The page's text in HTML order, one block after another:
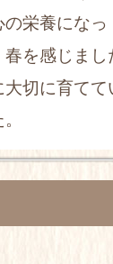
栄養になっ
を感じまし
切に育てて